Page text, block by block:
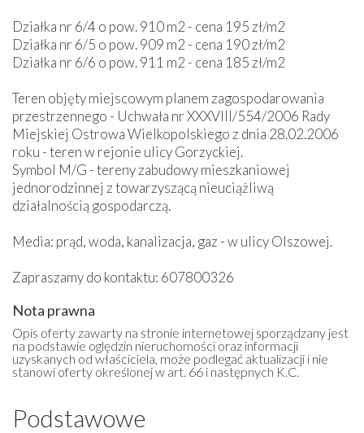
Działka nr 6/4 o pow. 910 m2 - cena 195 zł/m2
Działka nr 6/5 o pow. 909 m2 - cena 190 zł/m2
Działka nr 6/6 o pow. 911 m2 - cena 185 zł/m2
Teren objęty miejscowym planem zagospodarowania
przestrzennego - Uchwała nr XXXVIII/554/2006 Rady
Miejskiej Ostrowa Wielkopolskiego z dnia 28.02.2006
roku - teren w rejonie ulicy Gorzyckiej.
Symbol M/G - tereny zabudowy mieszkaniowej
jednorodzinnej z towarzyszącą nieuciążliwą
działalnością gospodarczą.
Media: prąd, woda, kanalizacja, gaz - w ulicy Olszowej.
Zapraszamy do kontaktu: 607800326
Nota prawna
Opis oferty zawarty na stronie internetowej sporządzany jest
na podstawie oględzin nieruchomości oraz informacji
uzyskanych od właściciela, może podlegać aktualizacji i nie
stanowi oferty określonej w art. 66 i następnych K.C.
Podstawowe